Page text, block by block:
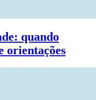
quando
orientações